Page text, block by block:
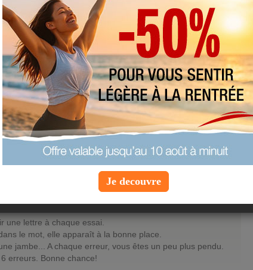
_ _ _ _ _
sur la lettre que vous voulez proposer
C D E F G H I J K L M
R S T U V W X Y Z
une lettre à chaque essai.
le mot, elle apparaît à la bonne place.
jambe... A chaque erreur, vous êtes un peu plus pendu.
erreurs. Bonne chance!
Je decouvre